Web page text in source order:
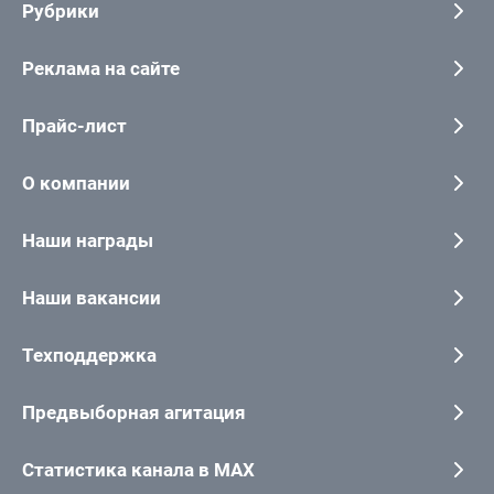
Рубрики
Реклама на сайте
Прайс-лист
О компании
Наши награды
Наши вакансии
Техподдержка
Предвыборная агитация
Статистика канала в MAX